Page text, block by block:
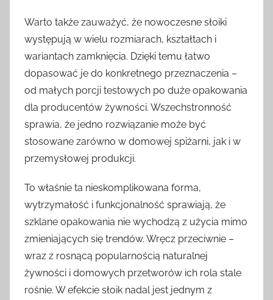
Warto także zauważyć, że nowoczesne słoiki
występują w wielu rozmiarach, kształtach i
wariantach zamknięcia. Dzięki temu łatwo
dopasować je do konkretnego przeznaczenia –
od małych porcji testowych po duże opakowania
dla producentów żywności. Wszechstronność
sprawia, że jedno rozwiązanie może być
stosowane zarówno w domowej spiżarni, jak i w
przemysłowej produkcji.
To właśnie ta nieskomplikowana forma,
wytrzymałość i funkcjonalność sprawiają, że
szklane opakowania nie wychodzą z użycia mimo
zmieniających się trendów. Wręcz przeciwnie –
wraz z rosnącą popularnością naturalnej
żywności i domowych przetworów ich rola stale
rośnie. W efekcie słoik nadal jest jednym z